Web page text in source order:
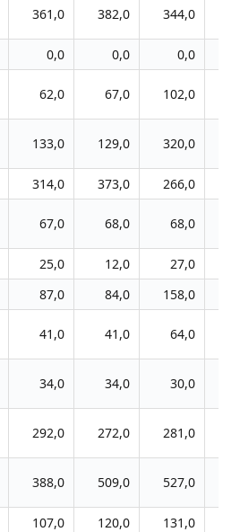
361,0 382,0 344,0
0,0 0,0
0,0
62,0 67,0 102,0
133,0 129,0 320,0
314,0 373,0 266,0
67,0 68,0 68,0
25,0 12,0 27,0
87,0 84,0 158,0
41,0 41,0 64,0
34,0 34,0 30,0
292,0 272,0 281,0
388,0 509,0 527,0
107,0 120,0 131,0